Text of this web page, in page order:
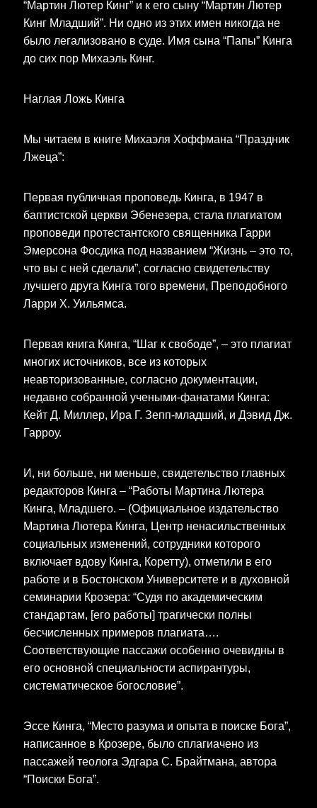
“Мартин Лютер Кинг” и к его сыну “Мартин Лютер
Кинг Младший”. Ни одно из этих имен никогда не
было легализовано в суде. Имя сына “Папы” Кинга
до сих пор Михаэль Кинг.
Наглая Ложь Кинга
Мы читаем в книге Михаэля Хоффмана “Праздник
Лжеца”:
Первая публичная проповедь Кинга, в 1947 в
баптистской церкви Эбенезера, стала плагиатом
проповеди протестантского священника Гарри
Эмерсона Фосдика под названием “Жизнь – это то,
что вы с ней сделали”, согласно свидетельству
лучшего друга Кинга того времени, Преподобного
Ларри Х. Уильямса.
Первая книга Кинга, “Шаг к свободе”, – это плагиат
многих источников, все из которых
неавторизованные, согласно документации,
недавно собранной учеными-фанатами Кинга:
Кейт Д. Миллер, Ира Г. Зепп-младший, и Дэвид Дж.
Гарроу.
И, ни больше, ни меньше, свидетельство главных
редакторов Кинга – “Работы Мартина Лютера
Кинга, Младшего. – (Официальное издательство
Мартина Лютера Кинга, Центр ненасильственных
социальных изменений, сотрудники которого
включает вдову Кинга, Коретту), отметили в его
работе и в Бостонском Университете и в духовной
семинарии Крозера: “Судя по академическим
стандартам, [его работы] трагически полны
бесчисленных примеров плагиата….
Соответствующие пассажи особенно очевидны в
его основной специальности аспирантуры,
систематическое богословие”.
Эссе Кинга, “Место разума и опыта в поиске Бога”,
написанное в Крозере, было сплагиачено из
пассажей теолога Эдгара С. Брайтмана, автора
“Поиски Бога”.